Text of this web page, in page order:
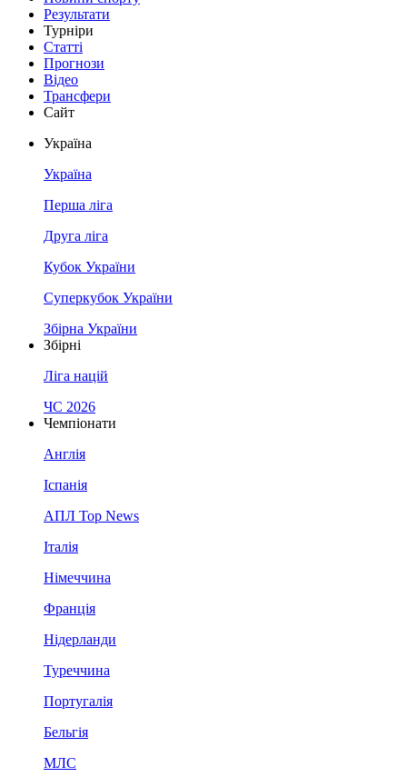
Результати
Турніри
Статті
Прогнози
Відео
Трансфери
Сайт
Україна
Україна
Перша ліга
Друга ліга
Кубок України
Суперкубок України
Збірна України
Збірні
Ліга націй
ЧС 2026
Чемпіонати
Англія
Іспанія
АПЛ Top News
Італія
Німеччина
Франція
Нідерланди
Туреччина
Португалія
Бельгія
МЛС